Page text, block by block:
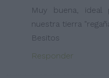
Muy buena,
nuestra tierra
Besitos
Responder